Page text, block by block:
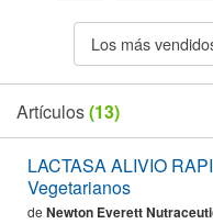
Los más
Artículos(13)
LACTASA ALIVIO
Vegetarianos
de Newton Everett